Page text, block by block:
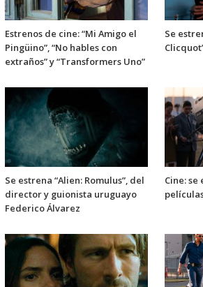
Estrenos de cine: “Mi Amigo el
Pingüino”, “No hables con
extraños” y “Transformers Uno”
Se
Se estrena “Alien: Romulus”, del
director y guionista uruguayo
Federico Álvarez
Cine: